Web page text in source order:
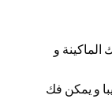
فك الماكينة و
70- 97- 175 سم تقريبا و يمكن فك